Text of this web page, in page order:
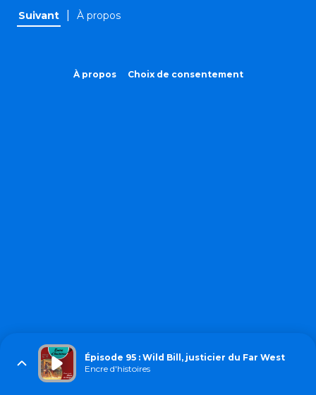
Suivant À propos
À propos Choix de consentement
Épisode 95 : Wild Bill, justicier du Far West
Encre d'histoires